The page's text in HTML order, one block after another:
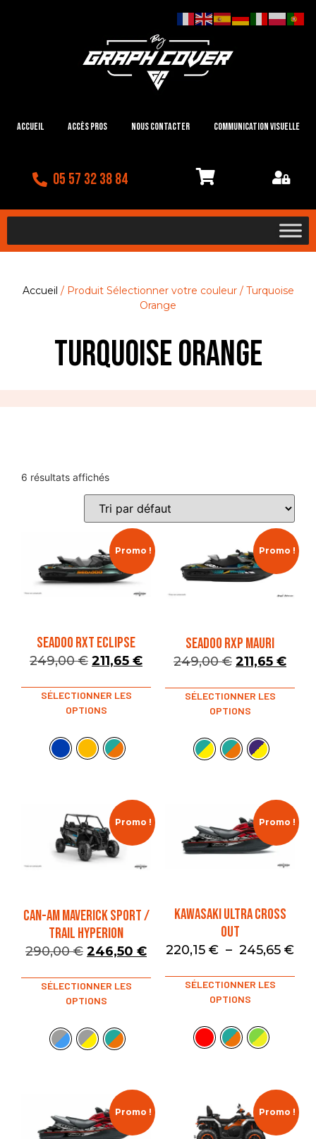
Accueil Accès Pros Nous contacter Communication visuelle
05 57 32 38 84
Accueil / Produit Sélectionner votre couleur / Turquoise
Orange
Turquoise Orange
6 résultats affichés
Promo !
SEADOO RXT ECLIPSE
249,00€ 211,65 €
SÉLECTIONNER LES
OPTIONS
Promo !
SEADOO RXP MAURI
249,00€ 211,65 €
SÉLECTIONNER LES
OPTIONS
Promo !
CAN-AM MAVERICK SPORT /
TRAIL HYPERION
290,00€ 246,50 €
SÉLECTIONNER LES
OPTIONS
Promo !
KAWASAKI ULTRA CROSS
OUT
220,15 € – 245,65 €
SÉLECTIONNER LES
OPTIONS
Promo ! Promo !